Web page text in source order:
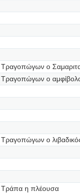
Τραγοπώγων ο
Τραγοπώγων ο
Τραγοπώγων ο
Τράπα η πλέουσα